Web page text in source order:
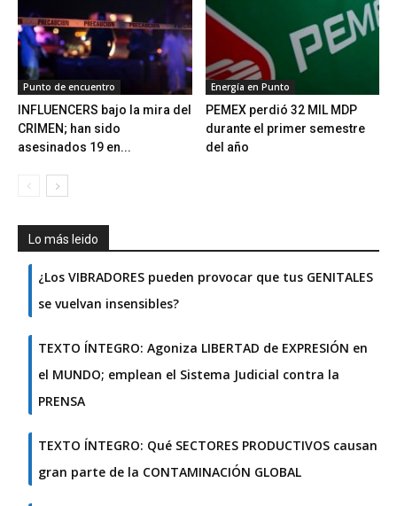
Punto de encuentro
INFLUENCERS bajo la mira del
CRIMEN; han sido
asesinados 19 en...
Energía en Punto
PEMEX perdió 32 MIL MDP
durante el primer semestre
del año
Lo más leido
¿Los VIBRADORES pueden provocar que tus GENITALES
se vuelvan insensibles?
TEXTO ÍNTEGRO: Agoniza LIBERTAD de EXPRESIÓN en
el MUNDO; emplean el Sistema Judicial contra la
PRENSA
TEXTO ÍNTEGRO: Qué SECTORES PRODUCTIVOS causan
gran parte de la CONTAMINACIÓN GLOBAL